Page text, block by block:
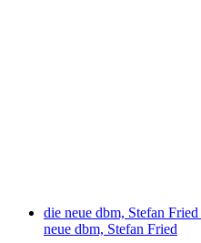
die neue dbm, Stefan Fried
neue dbm, Stefan Fried